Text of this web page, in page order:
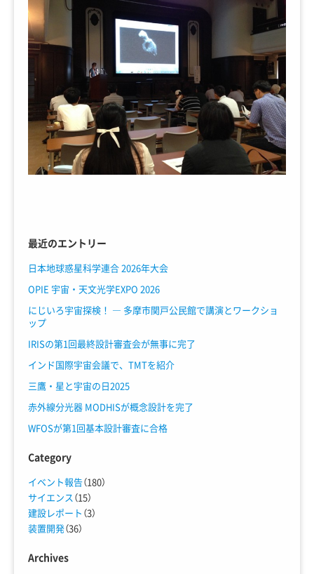
最近のエントリー
日本地球惑星科学連合 2026年大会
OPIE 宇宙・天文光学EXPO 2026
にじいろ宇宙探検！ ― 多摩市関戸公民館で講演とワークショ
ップ
IRISの第1回最終設計審査会が無事に完了
インド国際宇宙会議で、TMTを紹介
三鷹・星と宇宙の日2025
赤外線分光器 MODHISが概念設計を完了
WFOSが第1回基本設計審査に合格
Category
イベント報告（180）
サイエンス （15）
建設レポート （3）
装置開発（36）
Archives